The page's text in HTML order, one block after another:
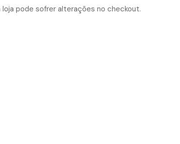
pode sofrer alterações no checkout.